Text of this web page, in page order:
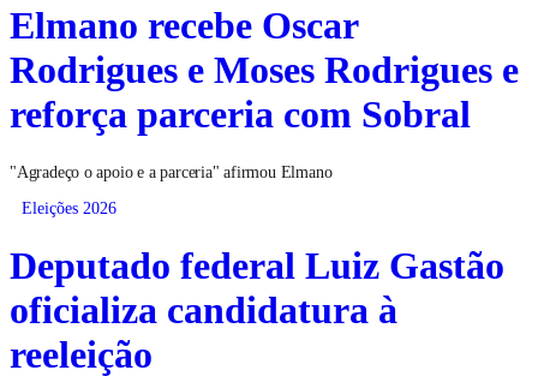
Elmano recebe Oscar
Rodrigues e Moses Rodrigues e
reforça parceria com Sobral
"Agradeço o apoio e a parceria" afirmou Elmano
Eleições 2026
Deputado federal Luiz Gastão
oficializa candidatura à
reeleição